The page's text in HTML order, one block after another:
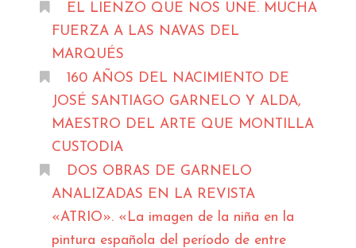
EL LIENZO QUE NOS UNE. MUCHA
FUERZA A LAS NAVAS DEL
MARQUÉS
160 AÑOS DEL NACIMIENTO DE
JOSÉ SANTIAGO GARNELO Y ALDA,
MAESTRO DEL ARTE QUE MONTILLA
CUSTODIA
DOS OBRAS DE GARNELO
ANALIZADAS EN LA REVISTA
«ATRIO». «La imagen de la niña en la
pintura española del período de entre